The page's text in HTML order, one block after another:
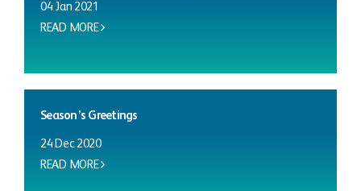
04 Jan 2021
READ MORE
Season’s Greetings
24 Dec 2020
READ MORE